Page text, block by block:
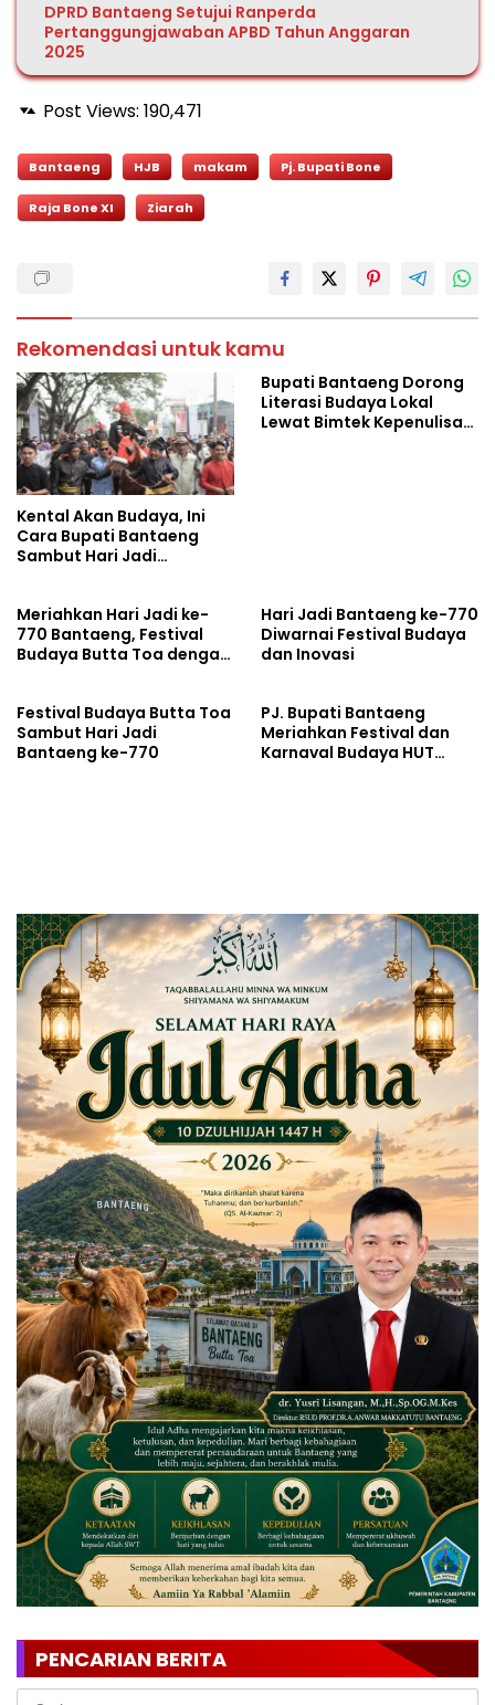
DPRD Bantaeng Setujui Ranperda
Pertanggungjawaban APBD Tahun Anggaran
2025
Post Views: 190,471
Bantaeng HJB makam Pj. Bupati Bone
Raja Bone XI Ziarah
Rekomendasi untuk kamu
Kental Akan Budaya, Ini
Cara Bupati Bantaeng
Sambut Hari Jadi
Bupati Bantaeng Dorong
Literasi Budaya Lokal
Lewat Bimtek Kepenulisan
Meriahkan Hari Jadi ke-
770 Bantaeng, Festival
Budaya Butta Toa dengan
Hari Jadi Bantaeng ke-770
Diwarnai Festival Budaya
dan Inovasi
Festival Budaya Butta Toa
Sambut Hari Jadi
Bantaeng ke-770
PJ. Bupati Bantaeng
Meriahkan Festival dan
Karnaval Budaya HUT
PENCARIAN BERITA
Cari